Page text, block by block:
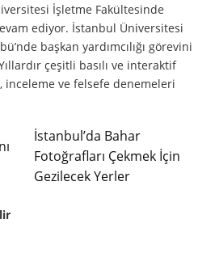
İşletme Fakültesinde
ediyor. İstanbul Üniversitesi
başkan yardımcılığı görevini
çeşitli basılı ve interaktif
inceleme ve felsefe denemeleri
İstanbul’da Bahar
Fotoğrafları Çekmek İçin
Gezilecek Yerler